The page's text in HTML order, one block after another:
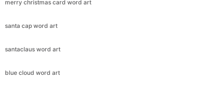
merry christmas card word art
santa cap word art
santaclaus word art
blue cloud word art